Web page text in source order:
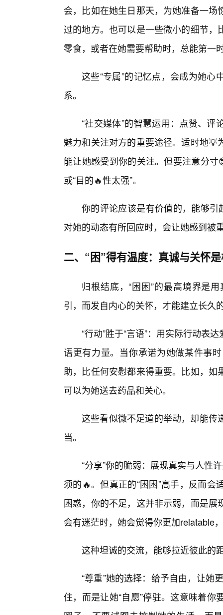
会，比如在她生日那天，为她准备一
过的地方。也可以是一些微小的细节
零食，或者在她需要帮助时，总能第一
这些“专属”的记忆点，会成为她
系。
“社交媒体”的智慧运用：点赞、
魅力和关注对方的重要途径。适时地
能让她感受到你的关注。但要注意分
或“目的🔥性太强”。
你的评论应该是有价值的，能够引
对她的动态有所回应时，会让她感到被
二、“困”得有温度：真诚与关怀
归根结底，“困困”的最高境界是
引，而发自内心的关怀，才能建立长久
“行动”胜于“言语”：用实际行动表
语更有力量。当你承诺为她做某件事
助，比任何安慰都来得重要。比如，
可以为她送去药品和关心。
这些看似微不足道的举动，却能传
当。
“分享”你的脆弱：展现真实与人性
须的🔥。但真正的“困困”高手，反而
困惑，你的不足，这并非示弱，而是
会有迷茫时，她会觉得你更加relatable
这种坦诚的交流，能够拉近彼此的
“尊重”她的选择：给予自由，让她
住，而是让她“自愿”停驻。这意味着